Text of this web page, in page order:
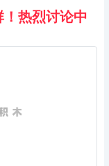
热烈讨论中